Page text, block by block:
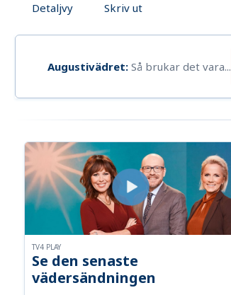
Detaljvy Skriv ut
Augustivädret: Så brukar det vara...
Se den senaste
vädersändningen
TV4 PLAY